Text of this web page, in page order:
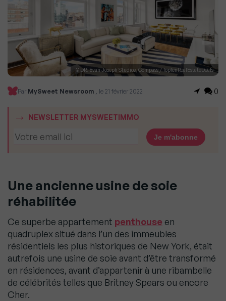
© DR. Evan Joseph Studios, Compass / TopTenRealEstateDeals
Par MySweet Newsroom , le 21 février 2022 0
NEWSLETTER MYSWEETIMMO
Une ancienne usine de soie
réhabilitée
Ce superbe appartement penthouse en
quadruplex situé dans l’un des immeubles
résidentiels les plus historiques de New York, était
autrefois une usine de soie avant d’être transformé
en résidences, avant d’appartenir à une ribambelle
de célébrités telles que Britney Spears ou encore
Cher.